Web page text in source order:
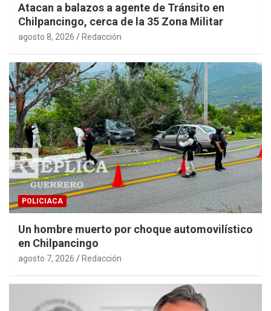
Atacan a balazos a agente de Tránsito en
Chilpancingo, cerca de la 35 Zona Militar
agosto 8, 2026 Redacción
POLICIACA
Un hombre muerto por choque automovilístico
en Chilpancingo
agosto 7, 2026 Redacción